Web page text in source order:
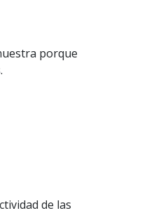
porque
de las